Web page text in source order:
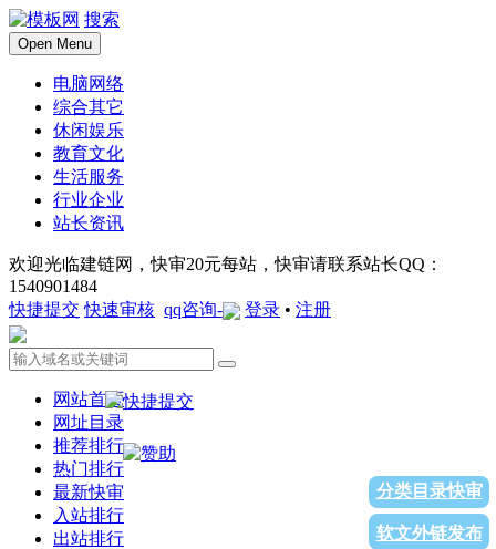
搜索
Open Menu
电脑网络
综合其它
休闲娱乐
教育文化
生活服务
行业企业
站长资讯
欢迎光临建链网，快审20元每站，快审请联系站长QQ：
1540901484
快捷提交 快速审核 qq咨询- 登录 • 注册
网站首页
网址目录
推荐排行
热门排行
最新快审
入站排行
出站排行
分类目录快审
软文外链发布